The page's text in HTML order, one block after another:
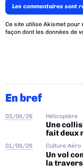
Les commentaires sont
Ce site utilise Akismet
façon dont les données de
En bref
03/08/26 Hélicoptère
Une
fait deux
01/08/26 Culture Aéro
Un vol
la